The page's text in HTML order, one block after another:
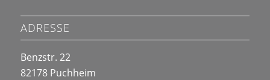
ADRESSE
Benzstr. 22
82178 Puchheim